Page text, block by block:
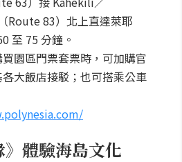
Route 83）北上直達萊耶
至 75 分鐘。
園區門票套票時，可加購官
大飯店接駁；也可搭乘公車
體驗海島文化